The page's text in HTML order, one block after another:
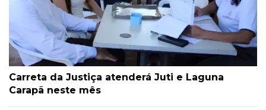
Carreta da Justiça atenderá Juti e Laguna
Carapã neste mês